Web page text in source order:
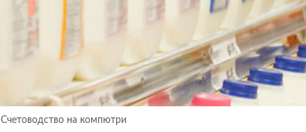
Счетоводство на компютри